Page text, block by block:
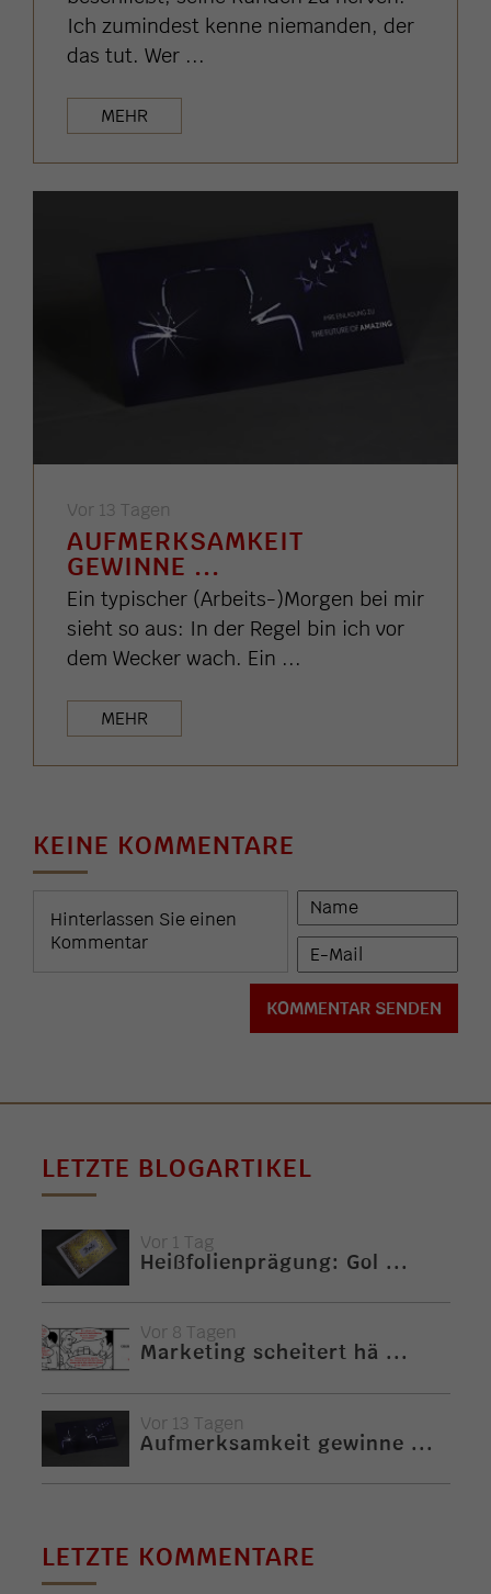
Ich zumindest kenne niemanden, der
das tut. Wer ...
MEHR
Vor 13 Tagen
AUFMERKSAMKEIT
GEWINNE ...
Ein typischer (Arbeits-)Morgen bei mir
sieht so aus: In der Regel bin ich vor
dem Wecker wach. Ein ...
MEHR
KEINE KOMMENTARE
LETZTE BLOGARTIKEL
Vor 1 Tag
Heißfolienprägung: Gol ...
Vor 8 Tagen
Marketing scheitert hä ...
Vor 13 Tagen
Aufmerksamkeit gewinne ...
LETZTE KOMMENTARE